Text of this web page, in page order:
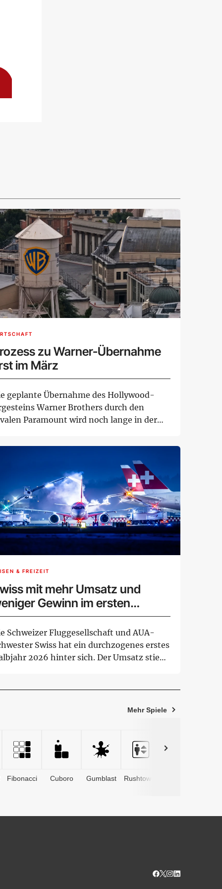
zu Warner-Übernahme
im März
geplante Übernahme des Hollywood-
Warner Brothers durch den
Paramount wird noch lange in der
& FREIZEIT
mit mehr Umsatz und
Gewinn im ersten
Schweizer Fluggesellschaft und AUA-
Swiss hat ein durchzogenes erstes
2026 hinter sich. Der Umsatz stieg
Mehr Spiele
Fibonacci Cuboro Gumblast Rushtower